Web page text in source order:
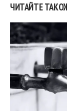
ЧИТАЙТЕ